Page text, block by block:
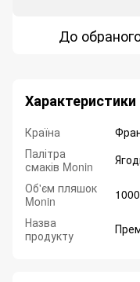
До
Характеристики
Країна
Палітра
смаків Monin
Об'єм пляшок
Monin
Назва
продукту